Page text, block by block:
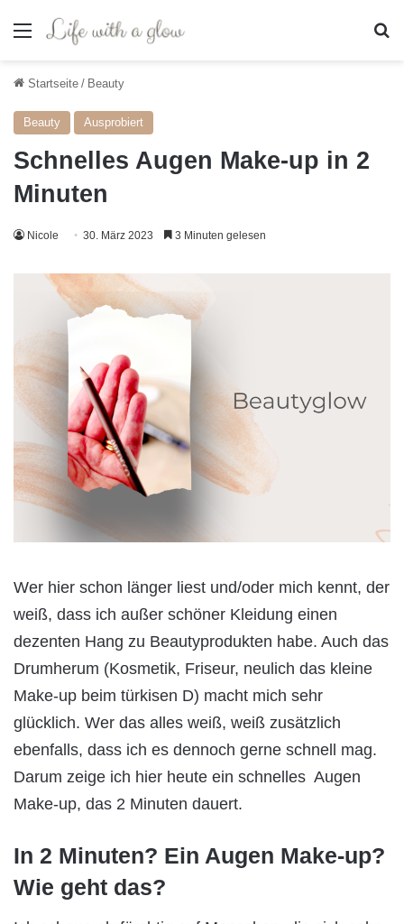
Menü
Startseite / Beauty
Beauty Ausprobiert
Schnelles Augen Make-up in 2
Minuten
Nicole 30. März 2023 3 Minuten gelesen
Wer hier schon länger liest und/oder mich kennt, der
weiß, dass ich außer schöner Kleidung einen
dezenten Hang zu Beautyprodukten habe. Auch das
Drumherum (Kosmetik, Friseur, neulich das kleine
Make-up beim türkisen D) macht mich sehr
glücklich. Wer das alles weiß, weiß zusätzlich
ebenfalls, dass ich es dennoch gerne schnell mag.
Darum zeige ich hier heute ein schnelles Augen
Make-up, das 2 Minuten dauert.
In 2 Minuten? Ein Augen Make-up?
Wie geht das?